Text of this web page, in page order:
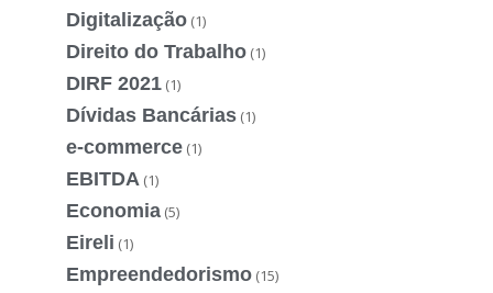
Digitalização (1)
Direito do Trabalho (1)
DIRF 2021 (1)
Dívidas Bancárias (1)
e-commerce (1)
EBITDA (1)
Economia (5)
Eireli (1)
Empreendedorismo (15)